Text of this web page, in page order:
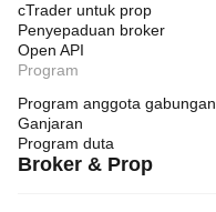
cTrader untuk prop
Penyepaduan broker
Open API
Program
Program anggota gabungan
Ganjaran
Program duta
Broker & Prop